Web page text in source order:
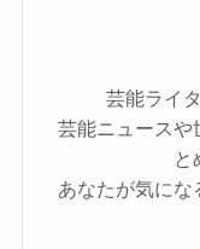
芸能ライ
芸能ニュースや
と
あなたが気にな